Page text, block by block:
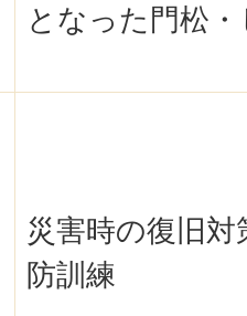
となった門松
災害時の復旧
防訓練